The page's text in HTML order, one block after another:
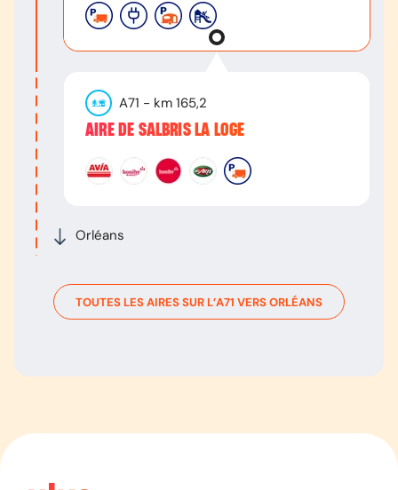
Orléans
A71 - km 165,2
AIRE DE SALBRIS LA LOGE
TOUTES LES AIRES SUR L’A71 VERSORLÉANS